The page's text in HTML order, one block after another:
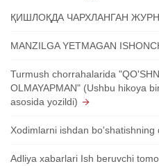
ҚИШЛОҚДА ЧАРХЛАНГАН
MANZILGA YETMAGAN
Turmush chorrahalarida
OLMAYAPMAN" (Ushbu hikoya
asosida yozildi)
Xodimlarni ishdan
Adliya xabarlari Ish beruvchi